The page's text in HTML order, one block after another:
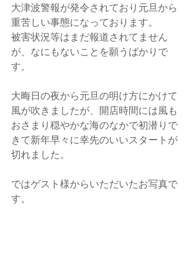
大津波警報が発令されており元旦から
重苦しい事態になっております。
被害状況等はまだ報道されてません
が、なにもないことを願うばかりで
す。
大晦日の夜から元旦の明け方にかけて
風が吹きましたが、開店時間には風も
おさまり穏やかな海のなかで初潜りで
きて新年早々に幸先のいいスタートが
切れました。
ではゲスト様からいただいたお写真で
す。